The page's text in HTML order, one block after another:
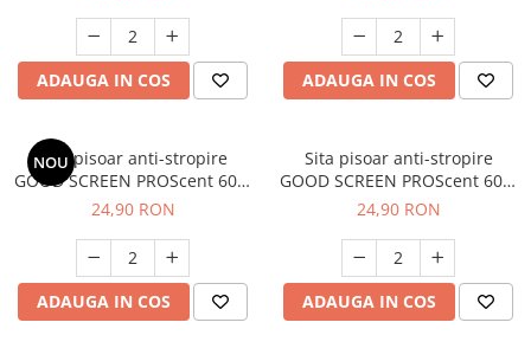
ADAUGA IN COS ADAUGA IN COS
NOU
Sita pisoar anti-stropire
GOOD SCREEN PROScent 60+,
Ice Mint
24,90 RON
ADAUGA IN COS
Sita pisoar anti-stropire
GOOD SCREEN PROScent 60+,
Pine Fresh
24,90 RON
ADAUGA IN COS